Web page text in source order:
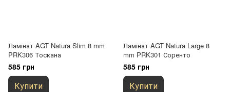
Ламінат AGT Natura Slim 8 mm
PRK306 Тоскана
585 грн
Купити
Ламінат AGT Natura Large 8
mm PRK301 Соренто
585 грн
Купити